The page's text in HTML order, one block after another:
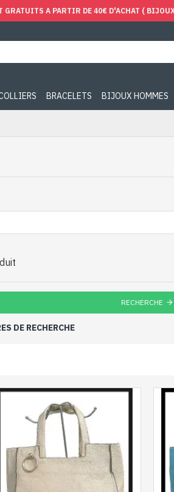
GRATUITS A PARTIR DE 40€ D'ACHAT (
BRACELETS BIJOUX HOMMES
RECHERCHE
DE RECHERCHE